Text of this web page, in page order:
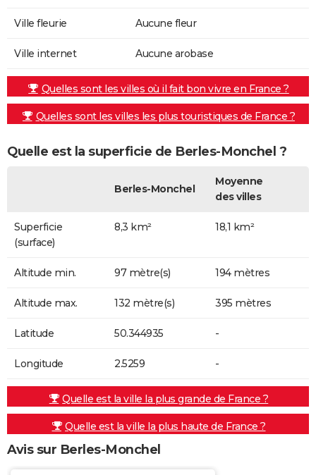
Ville fleurie Aucune fleur
Ville internet Aucune arobase
Quelles sont les villes où il fait bon vivre en France ?
Quelles sont les villes les plus touristiques de France ?
Quelle est la superficie de Berles-Monchel ?
Berles-Monchel
Moyenne
des villes
Superficie
(surface)
8,3 km² 18,1 km²
Altitude min. 97 mètre(s) 194 mètres
Altitude max. 132 mètre(s) 395 mètres
Latitude 50.344935 -
Longitude 2.5259 -
Quelle est la ville la plus grande de France ?
Quelle est la ville la plus haute de France ?
Avis sur Berles-Monchel